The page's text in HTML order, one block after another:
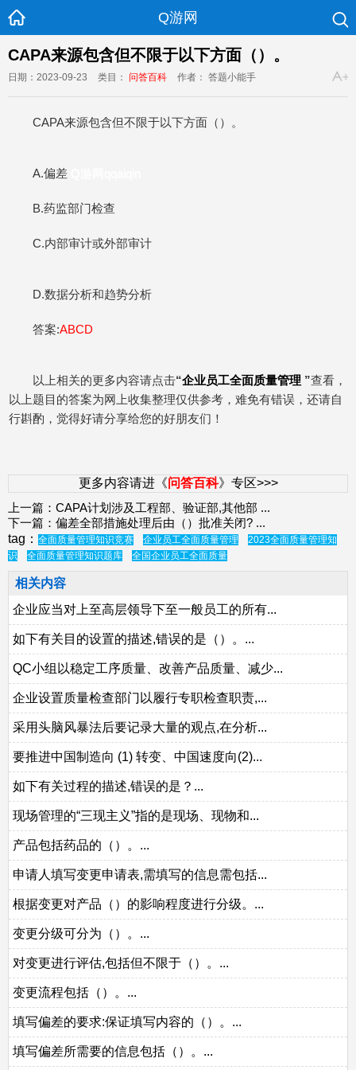
Q游网
CAPA来源包含但不限于以下方面（）。
日期：2023-09-23 类目： 问答百科 作者： 答题小能手
CAPA来源包含但不限于以下方面（）。
A.偏差
B.药监部门检查
C.内部审计或外部审计
D.数据分析和趋势分析
答案:ABCD
以上相关的更多内容请点击“企业员工全面质量管理 ”查看，
以上题目的答案为网上收集整理仅供参考，难免有错误，还请自
行斟酌，觉得好请分享给您的好朋友们！
更多内容请进《问答百科》专区>>>
上一篇： CAPA计划涉及工程部、验证部,其他部 ...
下一篇： 偏差全部措施处理后由（）批准关闭? ...
tag： 全面质量管理知识竞赛 企业员工全面质量管理
2023全面质量管理知
识
全面质量管理知识题库 全国企业员工全面质量
相关内容
企业应当对上至高层领导下至一般员工的所有...
如下有关目的设置的描述,错误的是（）。...
QC小组以稳定工序质量、改善产品质量、减少...
企业设置质量检查部门以履行专职检查职责,...
采用头脑风暴法后要记录大量的观点,在分析...
要推进中国制造向 (1) 转变、中国速度向(2)...
如下有关过程的描述,错误的是？...
现场管理的“三现主义”指的是现场、现物和...
产品包括药品的（）。...
申请人填写变更申请表,需填写的信息需包括...
根据变更对产品（）的影响程度进行分级。...
变更分级可分为（）。...
对变更进行评估,包括但不限于（）。...
变更流程包括（）。...
填写偏差的要求:保证填写内容的（）。...
填写偏差所需要的信息包括（）。...